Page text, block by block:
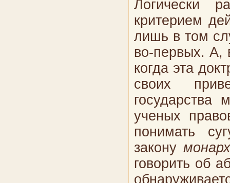
Логически
критерием
лишь в том
во-первых. А,
когда эта
своих
государства
ученых
понимать
закону
говорить об